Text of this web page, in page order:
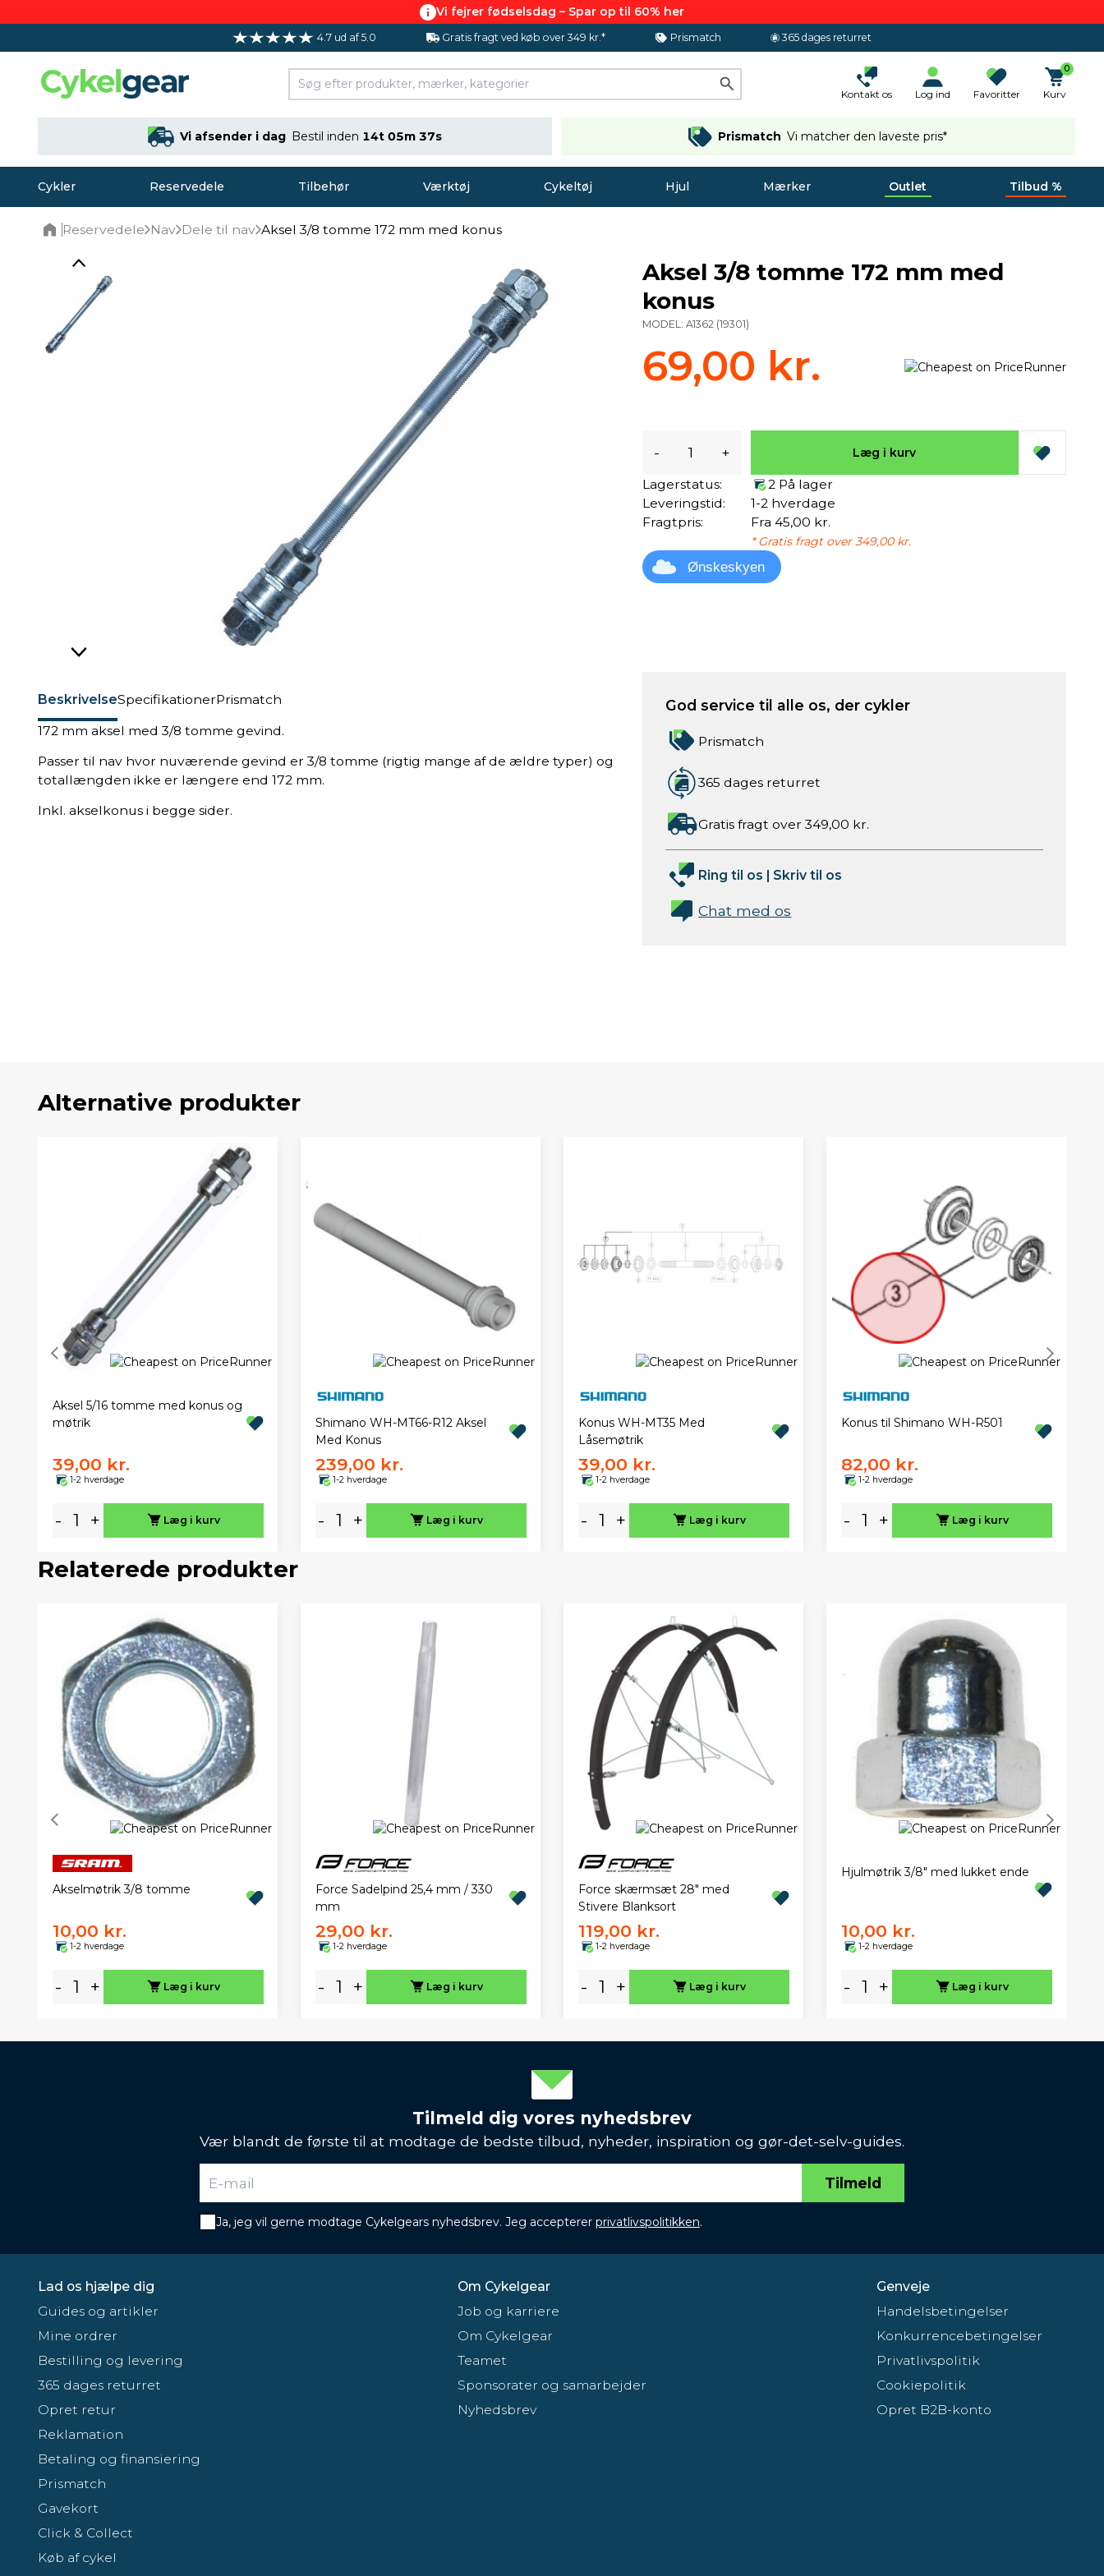
Vi fejrer fødselsdag – Spar op til 60% her
4.7 ud af 5.0 Gratis fragt ved køb over 349 kr.* Prismatch 365 dages returret
Kontakt os Log ind Favoritter
0
Kurv
Vi afsender i dag Bestil inden 14t 05m 36s Prismatch Vi matcher den laveste pris*
Cykler Reservedele Tilbehør Værktøj Cykeltøj Hjul Mærker Outlet Tilbud %
Reservedele Nav Dele til nav Aksel 3/8 tomme 172 mm med konus
BeskrivelseSpecifikationerPrismatch
172 mm aksel med 3/8 tomme gevind.
Passer til nav hvor nuværende gevind er 3/8 tomme (rigtig mange af de ældre typer) og
totallængden ikke er længere end 172 mm.
Inkl. akselkonus i begge sider.
Aksel 3/8 tomme 172 mm med
konus
MODEL:A1362 (19301)
69,00 kr.
- + Læg i kurv
Lagerstatus:
2 På lager
Leveringstid:
1-2 hverdage
Fragtpris:
Fra 45,00 kr.
* Gratis fragt over 349,00 kr.
Ønskeskyen
God service til alle os, der cykler
Prismatch
365 dages returret
Gratis fragt over 349,00 kr.
Ring til os | Skriv til os
Chat med os
Alternative produkter
Aksel 5/16 tomme med konus og
møtrik
39,00 kr.
1-2 hverdage
- + Læg i kurv
Shimano WH-MT66-R12 Aksel
Med Konus
239,00 kr.
1-2 hverdage
- + Læg i kurv
Konus WH-MT35 Med
Låsemøtrik
39,00 kr.
1-2 hverdage
- + Læg i kurv
Konus til Shimano WH-R501
82,00 kr.
1-2 hverdage
- + Læg i kurv
Relaterede produkter
Akselmøtrik 3/8 tomme
10,00 kr.
1-2 hverdage
- + Læg i kurv
Force Sadelpind 25,4 mm / 330
mm
29,00 kr.
1-2 hverdage
- + Læg i kurv
Force skærmsæt 28" med
Stivere Blanksort
119,00 kr.
1-2 hverdage
- + Læg i kurv
Hjulmøtrik 3/8" med lukket ende
10,00 kr.
1-2 hverdage
- + Læg i kurv
Tilmeld dig vores nyhedsbrev
Vær blandt de første til at modtage de bedste tilbud, nyheder, inspiration og gør-det-selv-guides.
Tilmeld
Ja, jeg vil gerne modtage Cykelgears nyhedsbrev. Jeg accepterer privatlivspolitikken.
Lad os hjælpe dig
Guides og artikler
Mine ordrer
Bestilling og levering
365 dages returret
Opret retur
Reklamation
Betaling og finansiering
Prismatch
Gavekort
Click & Collect
Køb af cykel
Om Cykelgear
Job og karriere
Om Cykelgear
Teamet
Sponsorater og samarbejder
Nyhedsbrev
Genveje
Handelsbetingelser
Konkurrencebetingelser
Privatlivspolitik
Cookiepolitik
Opret B2B-konto